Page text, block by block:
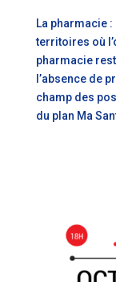
La pharmacie
territoires où
pharmacie
l’absence de
champ des
du plan Ma